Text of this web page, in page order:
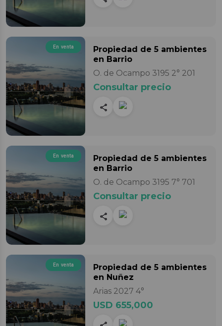
En venta Propiedad de 5 ambientes
en Barrio
O. de Ocampo 3195 2° 201
Consultar precio
En venta Propiedad de 5 ambientes
en Barrio
O. de Ocampo 3195 7° 701
Consultar precio
En venta Propiedad de 5 ambientes
en Nuñez
Arias 2027 4°
USD 655,000